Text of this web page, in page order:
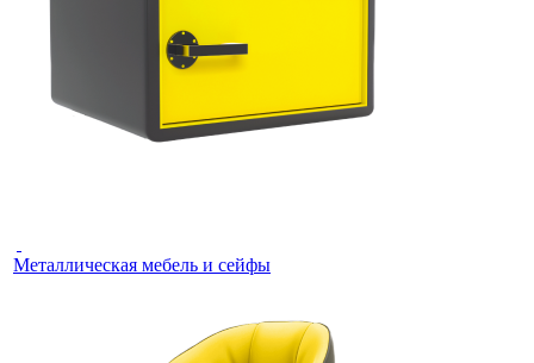
Металлическая мебель и сейфы